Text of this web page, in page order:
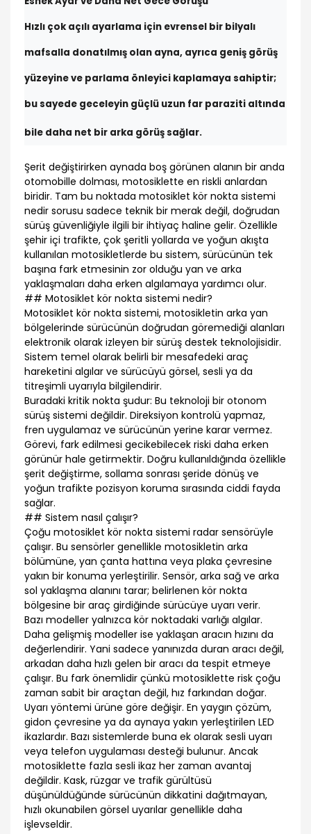
Hızlı çok açılı ayarlama için evrensel bir bilyalı
mafsalla donatılmış olan ayna, ayrıca geniş görüş
yüzeyine ve parlama önleyici kaplamaya sahiptir;
bu sayede geceleyin güçlü uzun far paraziti altında
bile daha net bir arka görüş sağlar.
Şerit değiştirirken aynada boş görünen alanın bir anda
otomobille dolması, motosiklette en riskli anlardan
biridir. Tam bu noktada motosiklet kör nokta sistemi
nedir sorusu sadece teknik bir merak değil, doğrudan
sürüş güvenliğiyle ilgili bir ihtiyaç haline gelir. Özellikle
şehir içi trafikte, çok şeritli yollarda ve yoğun akışta
kullanılan motosikletlerde bu sistem, sürücünün tek
başına fark etmesinin zor olduğu yan ve arka
yaklaşmaları daha erken algılamaya yardımcı olur.
## Motosiklet kör nokta sistemi nedir?
Motosiklet kör nokta sistemi, motosikletin arka yan
bölgelerinde sürücünün doğrudan göremediği alanları
elektronik olarak izleyen bir sürüş destek teknolojisidir.
Sistem temel olarak belirli bir mesafedeki araç
hareketini algılar ve sürücüyü görsel, sesli ya da
titreşimli uyarıyla bilgilendirir.
Buradaki kritik nokta şudur: Bu teknoloji bir otonom
sürüş sistemi değildir. Direksiyon kontrolü yapmaz,
fren uygulamaz ve sürücünün yerine karar vermez.
Görevi, fark edilmesi gecikebilecek riski daha erken
görünür hale getirmektir. Doğru kullanıldığında özellikle
şerit değiştirme, sollama sonrası şeride dönüş ve
yoğun trafikte pozisyon koruma sırasında ciddi fayda
sağlar.
## Sistem nasıl çalışır?
Çoğu motosiklet kör nokta sistemi radar sensörüyle
çalışır. Bu sensörler genellikle motosikletin arka
bölümüne, yan çanta hattına veya plaka çevresine
yakın bir konuma yerleştirilir. Sensör, arka sağ ve arka
sol yaklaşma alanını tarar; belirlenen kör nokta
bölgesine bir araç girdiğinde sürücüye uyarı verir.
Bazı modeller yalnızca kör noktadaki varlığı algılar.
Daha gelişmiş modeller ise yaklaşan aracın hızını da
değerlendirir. Yani sadece yanınızda duran aracı değil,
arkadan daha hızlı gelen bir aracı da tespit etmeye
çalışır. Bu fark önemlidir çünkü motosiklette risk çoğu
zaman sabit bir araçtan değil, hız farkından doğar.
Uyarı yöntemi ürüne göre değişir. En yaygın çözüm,
gidon çevresine ya da aynaya yakın yerleştirilen LED
ikazlardır. Bazı sistemlerde buna ek olarak sesli uyarı
veya telefon uygulaması desteği bulunur. Ancak
motosiklette fazla sesli ikaz her zaman avantaj
değildir. Kask, rüzgar ve trafik gürültüsü
düşünüldüğünde sürücünün dikkatini dağıtmayan,
hızlı okunabilen görsel uyarılar genellikle daha
işlevseldir.